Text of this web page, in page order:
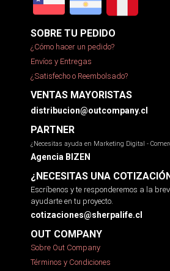
SOBRE TU PEDIDO
¿Cómo hacer un pedido?
Envíos y Entregas
¿Satisfecho o Reembolsado?
VENTAS MAYORISTAS
distribucion@outcompany.cl
PARTNER
¿Necesitas ayuda en Marketing Digital -
Agencia BIZEN
¿NECESITAS UNA
Escríbenos y te responderemos a la
ayudarte en tu proyecto.
cotizaciones@sherpalife.cl
OUT COMPANY
Sobre Out Company
Términos y Condiciones